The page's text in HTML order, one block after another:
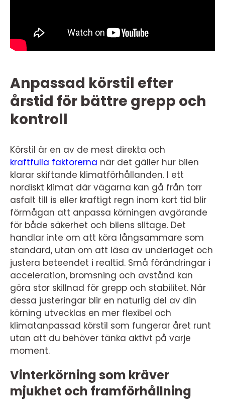
Anpassad körstil efter
årstid för bättre grepp och
kontroll
Körstil är en av de mest direkta och
kraftfulla faktorerna när det gäller hur bilen
klarar skiftande klimatförhållanden. I ett
nordiskt klimat där vägarna kan gå från torr
asfalt till is eller kraftigt regn inom kort tid blir
förmågan att anpassa körningen avgörande
för både säkerhet och bilens slitage. Det
handlar inte om att köra långsammare som
standard, utan om att läsa av underlaget och
justera beteendet i realtid. Små förändringar i
acceleration, bromsning och avstånd kan
göra stor skillnad för grepp och stabilitet. När
dessa justeringar blir en naturlig del av din
körning utvecklas en mer flexibel och
klimatanpassad körstil som fungerar året runt
utan att du behöver tänka aktivt på varje
moment.
Vinterkörning som kräver
mjukhet och framförhållning